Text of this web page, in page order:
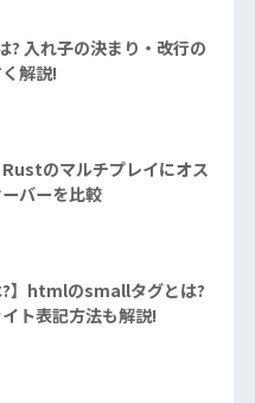
入れ子の決まり・改行の
解説!
Rustのマルチプレイにオス
バーを比較
?】htmlのsmallタグとは?
ト表記方法も解説!